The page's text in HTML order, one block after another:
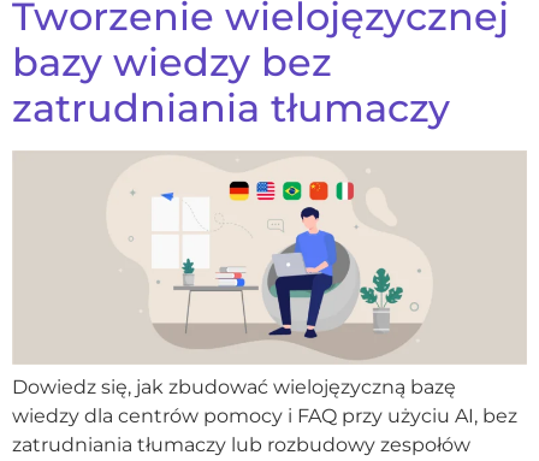
Tworzenie wielojęzycznej
bazy wiedzy bez
zatrudniania tłumaczy
Dowiedz się, jak zbudować wielojęzyczną bazę
wiedzy dla centrów pomocy i FAQ przy użyciu AI, bez
zatrudniania tłumaczy lub rozbudowy zespołów